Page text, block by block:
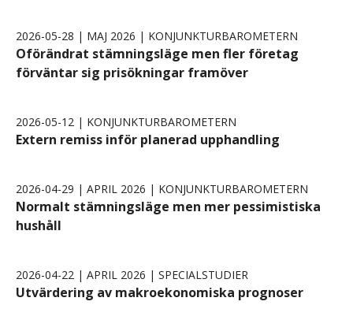
2026-05-28 | MAJ 2026 | KONJUNKTURBAROMETERN
Oförändrat stämningsläge men fler företag
förväntar sig prisökningar framöver
2026-05-12 | KONJUNKTURBAROMETERN
Extern remiss inför planerad upphandling
2026-04-29 | APRIL 2026 | KONJUNKTURBAROMETERN
Normalt stämningsläge men mer pessimistiska
hushåll
2026-04-22 | APRIL 2026 | SPECIALSTUDIER
Utvärdering av makroekonomiska prognoser